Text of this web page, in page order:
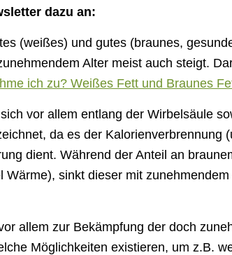
dazu an:
(weißes) und gutes (braunes,
Alter meist auch steigt.
ich zu? Weißes Fett und Braunes
vor allem entlang der Wirbelsäule
da es der Kalorienverbrennung
dient. Während der Anteil an
Wärme), sinkt dieser mit
allem zur Bekämpfung der doch
Möglichkeiten existieren, um z.B.